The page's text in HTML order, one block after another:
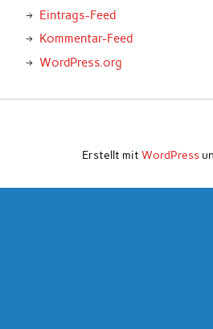
Eintrags-Feed
Kommentar-Feed
WordPress.org
Erstellt mit WordPress